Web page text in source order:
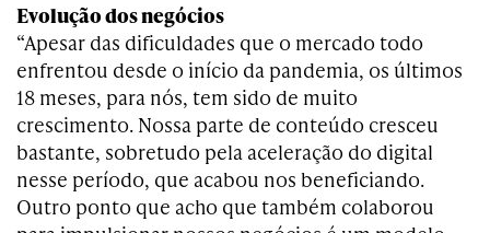
Evolução dos negócios
“Apesar das dificuldades que o mercado todo
enfrentou desde o início da pandemia, os últimos
18 meses, para nós, tem sido de muito
crescimento. Nossa parte de conteúdo cresceu
bastante, sobretudo pela aceleração do digital
nesse período, que acabou nos beneficiando.
Outro ponto que acho que também colaborou